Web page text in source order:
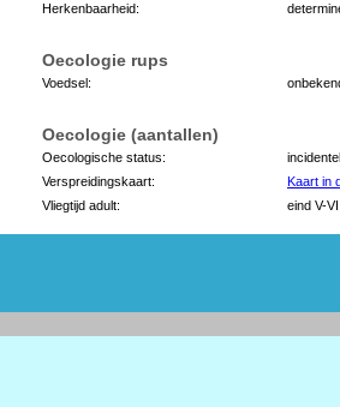
Herkenbaarheid:
Oecologie rups
Voedsel:
Oecologie (aantallen)
Oecologische status:
Verspreidingskaart:
Kaart in
Vliegtijd adult:
eind V-